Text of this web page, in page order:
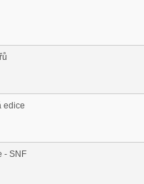
edice
- SNF